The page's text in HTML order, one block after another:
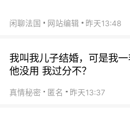
闲聊法国 网站编辑 昨天13:48
我叫我儿子结婚，可是我
他没用 我过分不？
真情秘密 匿名 昨天13:37